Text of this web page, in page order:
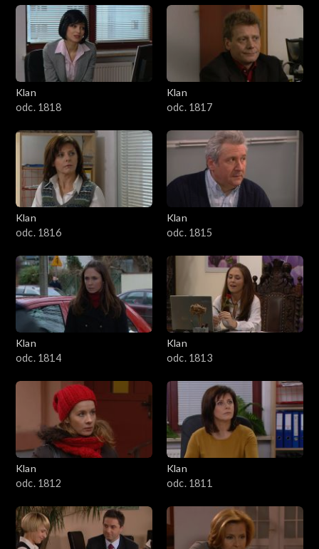
Klan
odc. 1818
Klan
odc. 1817
Klan
odc. 1816
Klan
odc. 1815
Klan
odc. 1814
Klan
odc. 1813
Klan
odc. 1812
Klan
odc. 1811